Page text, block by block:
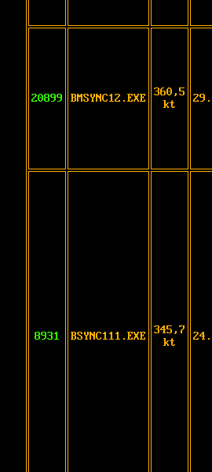
20899 BMSYNC12.EXE
360,5
kt
8931 BSYNC111.EXE
345,7
kt